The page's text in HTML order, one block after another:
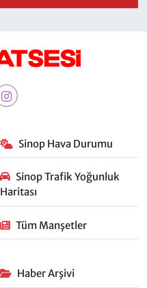
Sinop Hava Durumu
Sinop Trafik Yoğunluk
Haritası
Tüm Manşetler
Haber Arşivi